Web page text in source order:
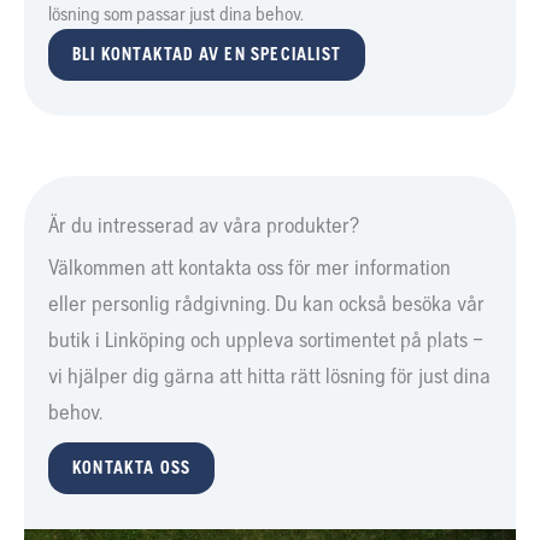
lösning som passar just dina behov.
BLI KONTAKTAD AV EN SPECIALIST
Är du intresserad av våra produkter?
Välkommen att kontakta oss för mer information
eller personlig rådgivning. Du kan också besöka vår
butik i Linköping och uppleva sortimentet på plats –
vi hjälper dig gärna att hitta rätt lösning för just dina
behov.
KONTAKTA OSS